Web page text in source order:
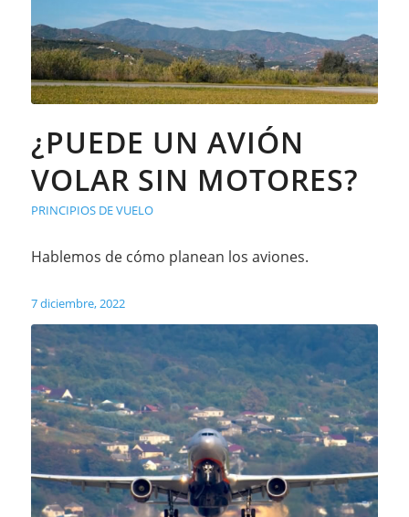
¿PUEDE UN AVIÓN
VOLAR SIN MOTORES?
PRINCIPIOS DE VUELO
Hablemos de cómo planean los aviones.
7 diciembre, 2022